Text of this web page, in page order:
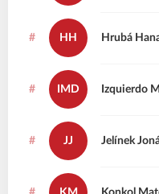
# HH Hrubá
# IMD Izquierdo
# JJ Jelínek